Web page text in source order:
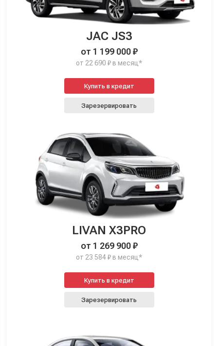
JAC JS3
от 1 199 000 ₽
от 22 690 ₽ в месяц*
Купить в кредит
Зарезервировать
LIVAN X3PRO
от 1 269 900 ₽
от 23 584 ₽ в месяц*
Купить в кредит
Зарезервировать